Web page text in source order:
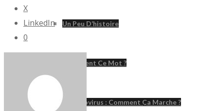
Un Peu D’histoire
D’où Vient Ce Mot ?
Le Poliovirus : Comment Ça Marche ?
X
LinkedIn
0